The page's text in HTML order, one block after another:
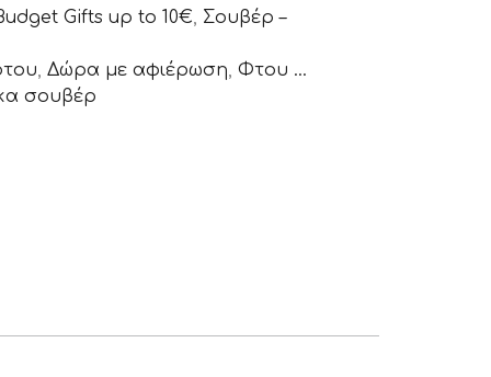
Gifts up to 10€, Σουβέρ –
, Δώρα με αφιέρωση, Φτου ...
σουβέρ